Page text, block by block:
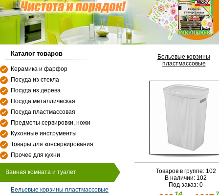
Каталог товаров
Керамика и фарфор
Посуда из стекла
Посуда из дерева
Посуда металлическая
Посуда пластмассовая
Предметы сервировки, ножи
Кухонные инструменты
Товары для консервирования
Прочее для кухни
Ванная комната и туалет
Бельевые корзины пластмассовые
Бельевые корзины
пластмассовые
Товаров в группе: 102
В наличии: 102
Под заказ: 0